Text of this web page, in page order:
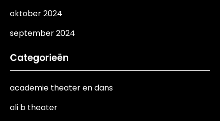
oktober 2024
september 2024
Categorieën
academie theater en dans
ali b theater